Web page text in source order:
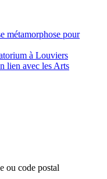
métamorphose pour
à Louviers
lien avec les Arts
ou code postal